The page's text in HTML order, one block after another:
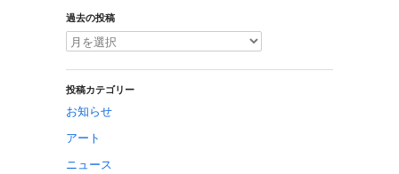
過去の投稿
投稿カテゴリー
お知らせ
アート
ニュース